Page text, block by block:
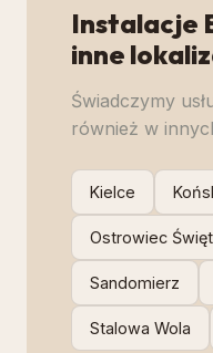
Instalacje
inne
Świadczymy
również w
Kielce
Ostrowiec
Sandomierz
Stalowa Wola